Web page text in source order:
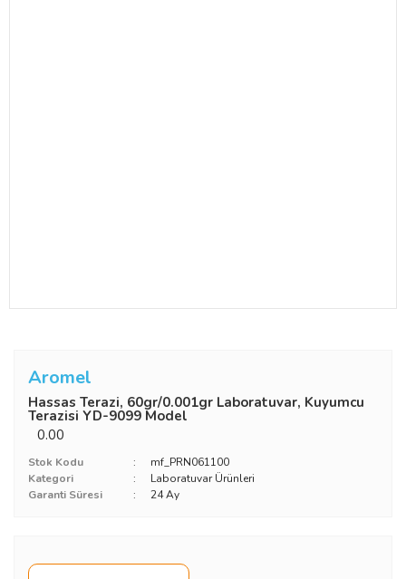
Aromel
Hassas Terazi, 60gr/0.001gr Laboratuvar, Kuyumcu
Terazisi YD-9099 Model
0.00
Stok Kodu
mf_PRN061100
Kategori
Laboratuvar Ürünleri
Garanti Süresi
24 Ay